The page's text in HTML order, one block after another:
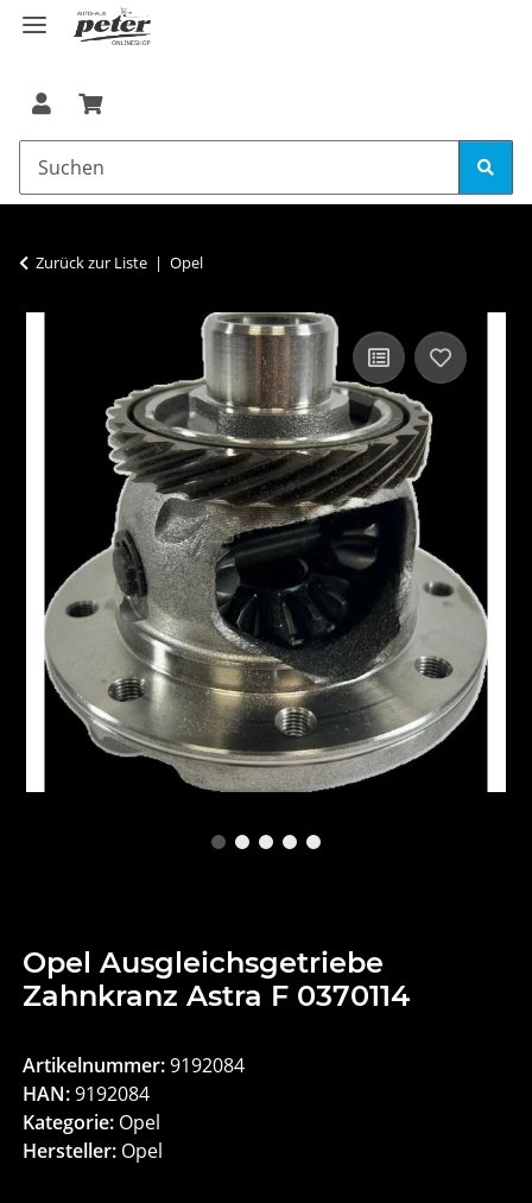
Zurück zur Liste Opel
Opel Ausgleichsgetriebe
Zahnkranz Astra F 0370114
Artikelnummer:9192084
HAN:9192084
Kategorie: Opel
Hersteller: Opel